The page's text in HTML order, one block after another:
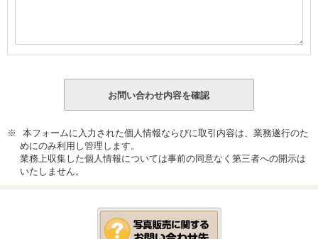
本フォームに入力された個人情報ならびに取引内容は、業務遂行のた
めにのみ利用し管理します。
業務上収集した個人情報については事前の同意なく第三者への開示は
いたしません。